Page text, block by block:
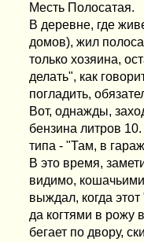
Месть Полосатая.
В деревне, где
домов), жил
только хозяина,
делать", как
погладить,
Вот, однажды,
бензина литров
типа - "Там, в
В это время,
видимо,
выждал, когда
да когтями в рожу
бегает по двору,